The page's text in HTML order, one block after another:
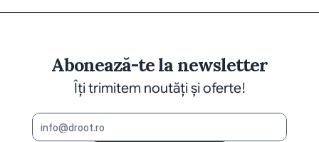
Abonează-te la newsletter
Îți trimitem noutăți și oferte!